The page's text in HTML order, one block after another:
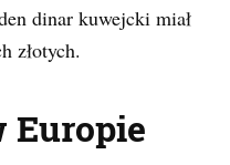
dinar kuwejcki miał
złotych.
Europie